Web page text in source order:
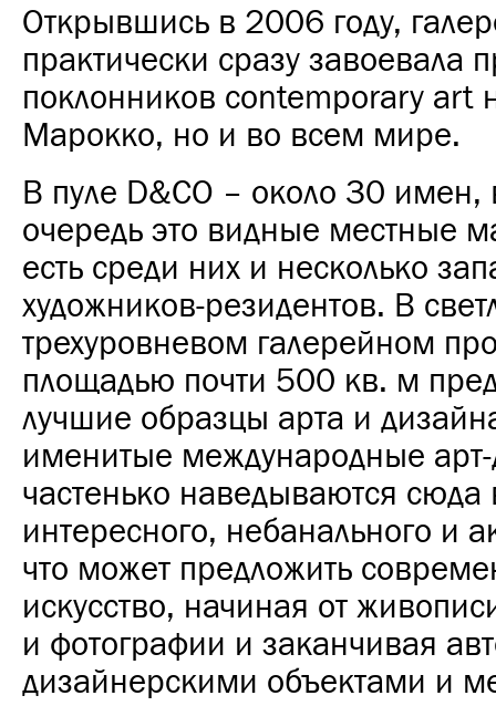
Открывшись в 2006 году,
практически сразу завоевала
поклонников contemporary art
Марокко, но и во всем мире.
В пуле D&CO – около 30
очередь это видные местные
есть среди них и несколько
художников-резидентов. В
трехуровневом галерейном
площадью почти 500 кв. м
лучшие образцы арта и
именитые международные
частенько наведываются сюда
интересного, небанального и
что может предложить
искусство, начиная от
и фотографии и заканчивая
дизайнерскими объектами и